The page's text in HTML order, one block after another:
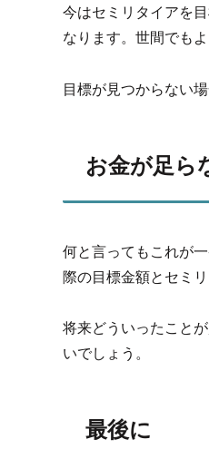
今はセミリタイアを
なります。世間でも
目標が見つからない
お金が足ら
何と言ってもこれが
際の目標金額とセミ
将来どういったこと
いでしょう。
最後に